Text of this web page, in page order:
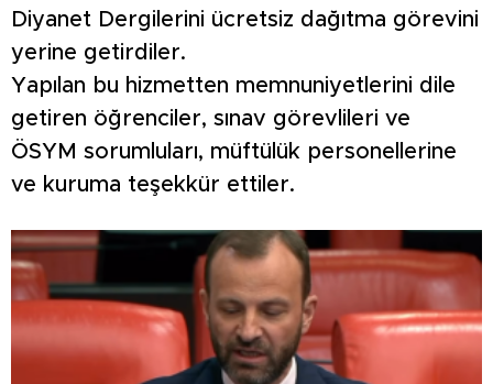
Diyanet Dergilerini ücretsiz dağıtma görevini
yerine getirdiler.
Yapılan bu hizmetten memnuniyetlerini dile
getiren öğrenciler, sınav görevlileri ve
ÖSYM sorumluları, müftülük personellerine
ve kuruma teşekkür ettiler.